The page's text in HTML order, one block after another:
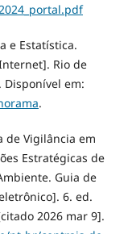
e Estatística.
Rio de
Disponível em:
.
de Vigilância em
Estratégicas de
Guia de
6. ed.
2026 mar 9].